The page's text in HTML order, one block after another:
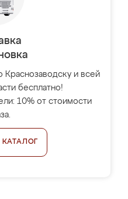
и всей
бесплатно!
10% от стоимости
КАТАЛОГ